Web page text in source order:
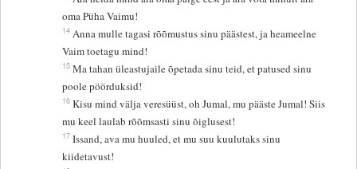
oma Püha Vaimu!
14 Anna mulle tagasi rõõmustus sinu päästest, ja heameelne
Vaim toetagu mind!
15 Ma tahan üleastujaile õpetada sinu teid, et patused sinu
poole pöörduksid!
16 Kisu mind välja veresüüst, oh Jumal, mu pääste Jumal! Siis
mu keel laulab rõõmsasti sinu õiglusest!
17 Issand, ava mu huuled, et mu suu kuulutaks sinu
kiidetavust!